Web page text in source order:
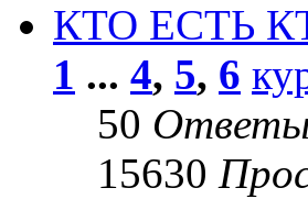
КТО ЕСТЬ
1 ... 4, 5, 6
50 Ответы
15630